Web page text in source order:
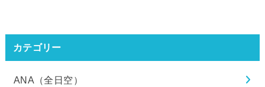
カテゴリー
ANA（全日空）